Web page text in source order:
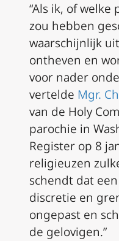
“Als ik, of
zou hebben
waarschijnlijk
ontheven en
voor nader
vertelde Mgr.
van de Holy
parochie in
Register op 8
religieuzen
schendt dat
discretie en
ongepast en
de gelovigen.”